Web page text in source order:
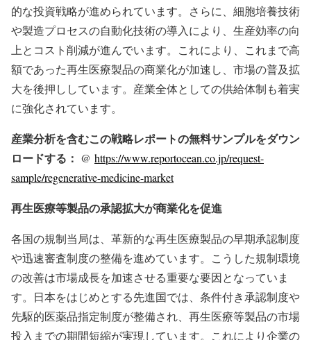
的な投資戦略が進められています。さらに、細胞培養技術
や製造プロセスの自動化技術の導入により、生産効率の向
上とコスト削減が進んでいます。これにより、これまで高
額であった再生医療製品の商業化が加速し、市場の普及拡
大を後押ししています。産業全体としての供給体制も着実
に強化されています。
産業分析を含むこの戦略レポートの無料サンプルをダウン
ロードする： @ https://www.reportocean.co.jp/request-
sample/regenerative-medicine-market
再生医療等製品の承認拡大が商業化を促進
各国の規制当局は、革新的な再生医療製品の早期承認制度
や迅速審査制度の整備を進めています。こうした規制環境
の改善は市場成長を加速させる重要な要因となっていま
す。日本をはじめとする先進国では、条件付き承認制度や
先駆的医薬品指定制度が整備され、再生医療等製品の市場
投入までの期間短縮が実現しています。これにより企業の